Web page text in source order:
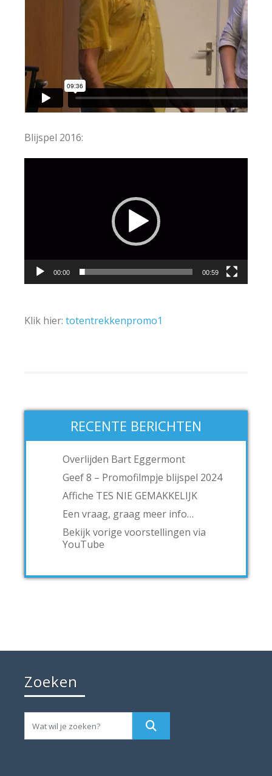
Blijspel 2016:
00:00 00:59
Klik hier: totentrekkenpromo1
RECENTE BERICHTEN
Overlijden Bart Eggermont
Geef 8 – Promofilmpje blijspel 2024
Affiche TES NIE GEMAKKELIJK
Een vraag, graag meer info…
Bekijk vorige voorstellingen via
YouTube
Zoeken